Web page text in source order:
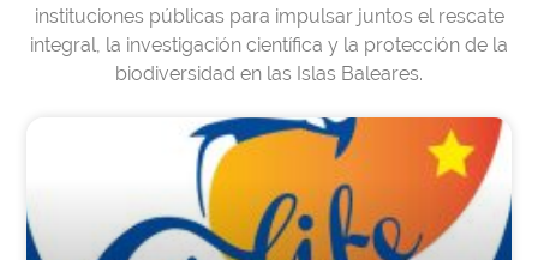
instituciones públicas para impulsar juntos el rescate
integral, la investigación científica y la protección de la
biodiversidad en las Islas Baleares.